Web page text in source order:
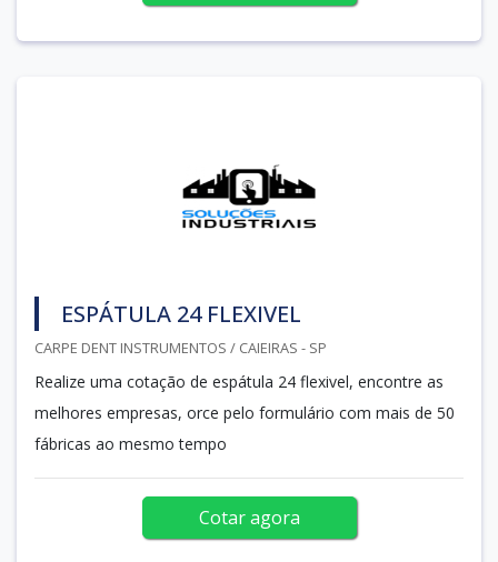
ESPÁTULA 24 FLEXIVEL
CARPE DENT INSTRUMENTOS / CAIEIRAS - SP
Realize uma cotação de espátula 24 flexivel, encontre as
melhores empresas, orce pelo formulário com mais de 50
fábricas ao mesmo tempo
Cotar agora